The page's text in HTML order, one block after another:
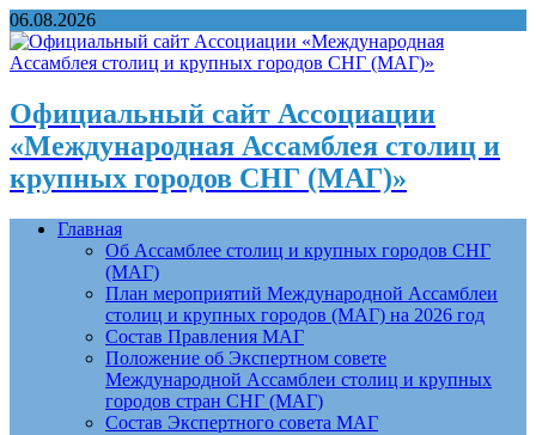
06.08.2026
Официальный сайт Ассоциации
«Международная Ассамблея столиц и
крупных городов СНГ (МАГ)»
Главная
Об Ассамблее столиц и крупных городов СНГ
(МАГ)
План мероприятий Международной Ассамблеи
столиц и крупных городов (МАГ) на 2026 год
Состав Правления МАГ
Положение об Экспертном совете
Международной Ассамблеи столиц и крупных
городов стран СНГ (МАГ)
Состав Экспертного совета МАГ